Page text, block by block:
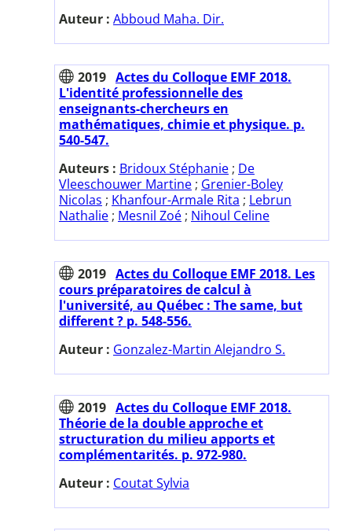
Auteur : Abboud Maha. Dir.
2019 Actes du Colloque EMF 2018.
L'identité professionnelle des
enseignants-chercheurs en
mathématiques, chimie et physique. p.
540-547.
Auteurs : Bridoux Stéphanie ; De
Vleeschouwer Martine ; Grenier-Boley
Nicolas ; Khanfour-Armale Rita ; Lebrun
Nathalie ; Mesnil Zoé ; Nihoul Celine
2019 Actes du Colloque EMF 2018. Les
cours préparatoires de calcul à
l'université, au Québec : The same, but
different ? p. 548-556.
Auteur : Gonzalez-Martin Alejandro S.
2019 Actes du Colloque EMF 2018.
Théorie de la double approche et
structuration du milieu apports et
complémentarités. p. 972-980.
Auteur : Coutat Sylvia